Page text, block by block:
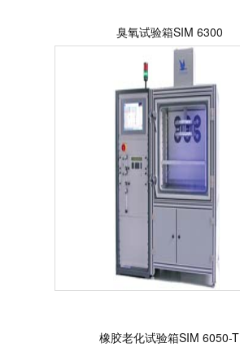
臭氧试验箱SIM 6300
橡胶老化试验箱SIM 6050-T